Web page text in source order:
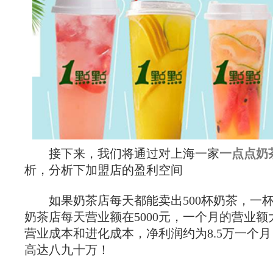
接下来，我们将通过对上海一家一点点奶
析，分析下加盟店的盈利空间
如果奶茶店每天都能卖出500杯奶茶，一
奶茶店每天营业额在5000元，一个月的营业额
营业成本和进化成本，净利润约为8.5万一个
高达八九十万！